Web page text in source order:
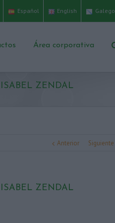
Español English Galego
Área corporativa
ISABEL ZENDAL
Anterior Siguiente
ISABEL ZENDAL